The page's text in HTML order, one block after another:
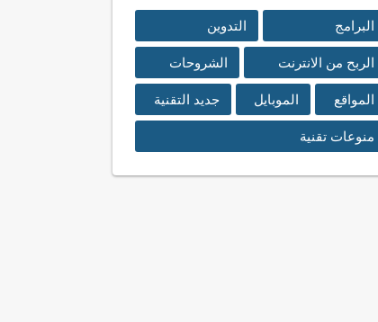
البرامج التدوين
الربح من الانترنت الشروحات
المواقع الموبايل جديد التقنية
منوعات تقنية